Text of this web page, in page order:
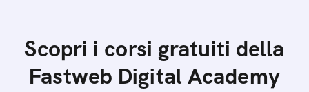
Scopri i corsi gratuiti della
Fastweb Digital Academy